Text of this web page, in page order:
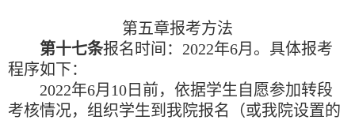
第五章报考方法
第十七条报名时间： 2022年6月。具体报考
程序如下：
2022年6月 10 日前，依据学生自愿参加转段
考核情况，组织学生到我院报名（或我院设置的